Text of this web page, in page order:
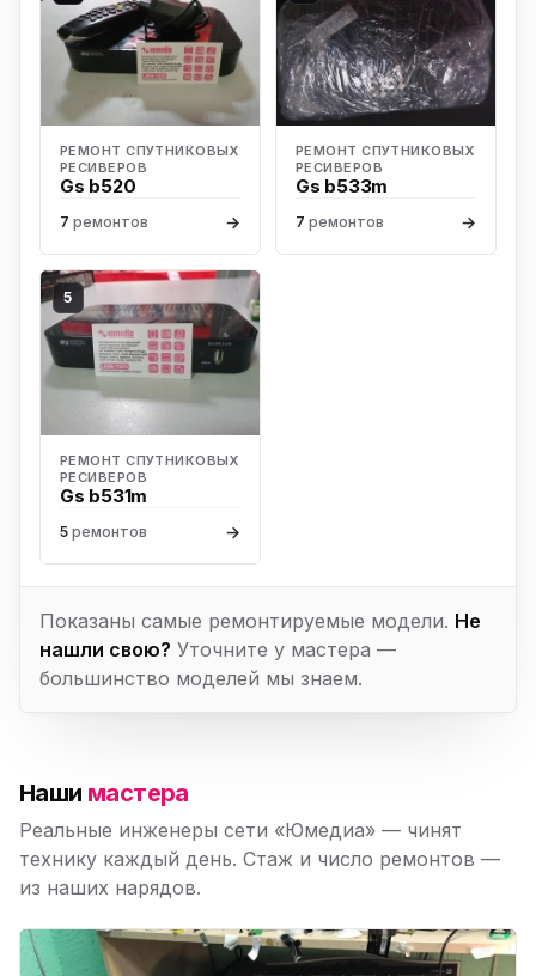
РЕМОНТ СПУТНИКОВЫХ
РЕСИВЕРОВ
Gs b520
7 ремонтов →
РЕМОНТ СПУТНИКОВЫХ
РЕСИВЕРОВ
Gs b533m
7 ремонтов →
5
РЕМОНТ СПУТНИКОВЫХ
РЕСИВЕРОВ
Gs b531m
5 ремонтов →
Показаны самые ремонтируемые модели. Не
нашли свою? Уточните у мастера —
большинство моделей мы знаем.
Наши мастера
Реальные инженеры сети «Юмедиа» — чинят
технику каждый день. Стаж и число ремонтов —
из наших нарядов.